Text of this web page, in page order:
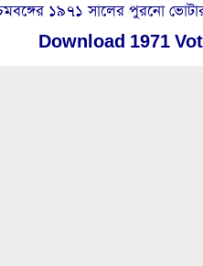
১৯৭১ সালের পুরনো
Download 1971